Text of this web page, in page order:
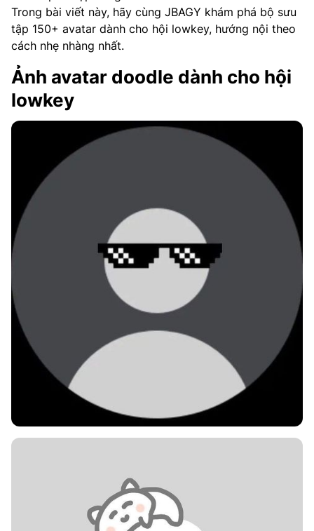
Trong bài viết này, hãy cùng JBAGY khám phá bộ sưu
tập 150+ avatar dành cho hội lowkey, hướng nội theo
cách nhẹ nhàng nhất.
Ảnh avatar doodle dành cho hội
lowkey